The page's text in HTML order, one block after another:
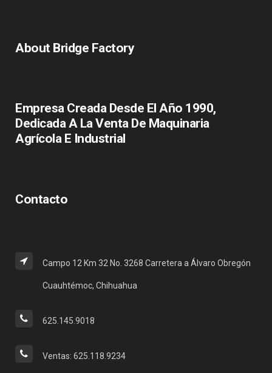
About Bridge Factory
Empresa Creada Desde El Año 1990,
Dedicada A La Venta De Maquinaria
Agrícola E Industrial
Contacto
Campo 12 Km 32 No. 3268 Carretera a Álvaro Obregón
Cuauhtémoc, Chihuahua
625.145.9018
Ventas: 625.118.9234